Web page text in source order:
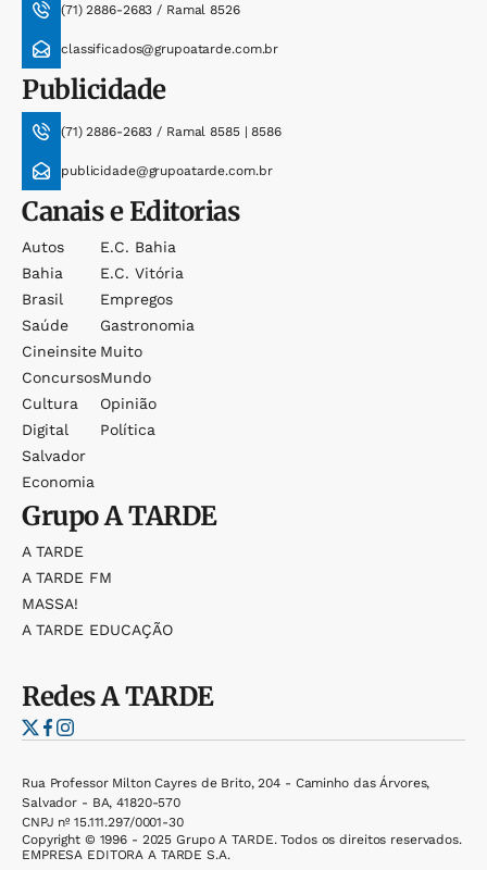
(71) 2886-2683 / Ramal 8526
classificados@grupoatarde.com.br
Publicidade
(71) 2886-2683 / Ramal 8585 | 8586
publicidade@grupoatarde.com.br
Canais e Editorias
Autos
Bahia
Brasil
Saúde
Cineinsite
Concursos
Cultura
Digital
Salvador
Economia
E.c. Bahia
E.c. Vitória
Empregos
Gastronomia
Muito
Mundo
Opinião
Política
GrupoA TARDE
A TARDE
A TARDE FM
MASSA!
A TARDE EDUCAÇÃO
RedesA TARDE
Rua Professor Milton Cayres de Brito, 204 - Caminho das Árvores,
Salvador - BA, 41820-570
CNPJ nº 15.111.297/0001-30
Copyright © 1996 - 2025 Grupo A TARDE. Todos os direitos reservados.
EMPRESA EDITORA A TARDE S.A.